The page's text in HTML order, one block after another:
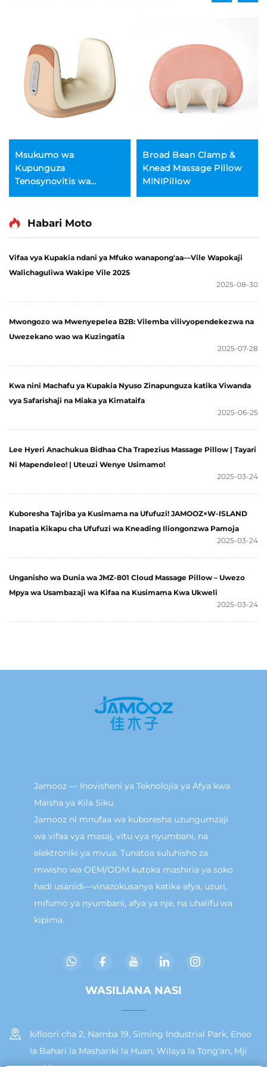
Msukumo wa
Kupunguza
Tenosynovitis wa
Broad Bean Clamp &
Knead Massage Pillow
MINIPillow
Habari Moto
Vifaa vya Kupakia ndani ya Mfuko wanapong'aa—Vile Wapokaji
Walichaguliwa Wakipe Vile 2025
2025-08-30
Mwongozo wa Mwenyepelea B2B: Vilemba vilivyopendekezwa na
Uwezekano wao wa Kuzingatia
2025-07-28
Kwa nini Machafu ya Kupakia Nyuso Zinapunguza katika Viwanda
vya Safarishaji na Miaka ya Kimataifa
2025-06-25
Lee Hyeri Anachukua Bidhaa Cha Trapezius Massage Pillow | Tayari
Ni Mapendeleo! | Uteuzi Wenye Usimamo!
2025-03-24
Kuboresha Tajriba ya Kusimama na Ufufuzi! JAMOOZ×W-ISLAND
Inapatia Kikapu cha Ufufuzi wa Kneading Iliongonzwa Pamoja
2025-03-24
Unganisho wa Dunia wa JMZ-801 Cloud Massage Pillow – Uwezo
Mpya wa Usambazaji wa Kifaa na Kusimama Kwa Ukweli
2025-03-24
Jamooz — Inovisheni ya Teknolojia ya Afya kwa
Maisha ya Kila Siku.
Jamooz ni mnufaa wa kuboresha uzungumzaji
wa vifaa vya masaj, vitu vya nyumbani, na
elektroniki ya mvua. Tunatoa suluhisho za
mwisho wa OEM/ODM kutoka mashiria ya soko
hadi usanidi—vinazokusanya katika afya, uzuri,
mifumo ya nyumbani, afya ya nje, na uhalifu wa
kipima.
WASILIANA NASI
kifloori cha 2, Namba 19, Siming Industrial Park, Eneo
la Bahari la Mashariki la Huan, Wilaya la Tong'an, Mji